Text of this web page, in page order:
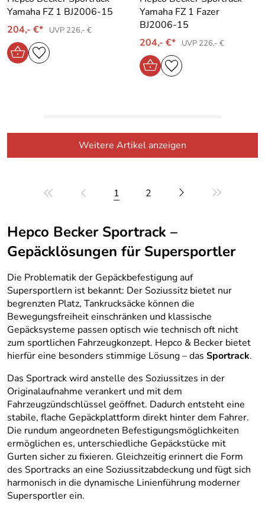
Yamaha FZ 1 BJ2006-15
204,- €*
UVP 226,- €
Yamaha FZ 1 Fazer
BJ2006-15
204,- €*
UVP 226,- €
Weitere Artikel anzeigen
1 2
Hepco Becker Sportrack –
Gepäcklösungen für Supersportler
Die Problematik der Gepäckbefestigung auf
Supersportlern ist bekannt: Der Soziussitz bietet nur
begrenzten Platz, Tankrucksäcke können die
Bewegungsfreiheit einschränken und klassische
Gepäcksysteme passen optisch wie technisch oft nicht
zum sportlichen Fahrzeugkonzept. Hepco & Becker bietet
hierfür eine besonders stimmige Lösung – das Sportrack.
Das Sportrack wird anstelle des Soziussitzes in der
Originalaufnahme verankert und mit dem
Fahrzeugzündschlüssel geöffnet. Dadurch entsteht eine
stabile, flache Gepäckplattform direkt hinter dem Fahrer.
Die rundum angeordneten Befestigungsmöglichkeiten
ermöglichen es, unterschiedliche Gepäckstücke mit
Gurten sicher zu fixieren. Gleichzeitig erinnert die Form
des Sportracks an eine Soziussitzabdeckung und fügt sich
harmonisch in die dynamische Linienführung moderner
Supersportler ein.